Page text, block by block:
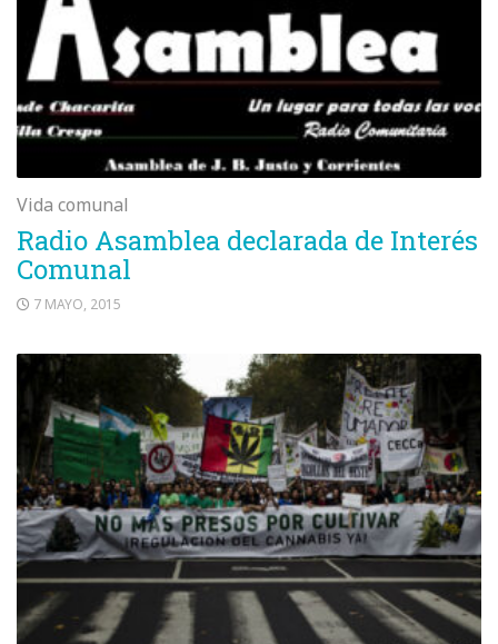
Vida comunal
Radio Asamblea declarada de Interés
Comunal
7 MAYO, 2015